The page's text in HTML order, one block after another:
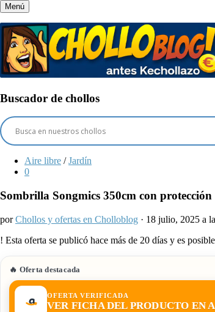
Menú
Buscador de chollos
Aire libre / Jardín
0
Sombrilla Songmics 350cm con
porChollos y ofertas en Cholloblog · 18 julio, 2025 a
! Esta oferta se publicó hace más de 20 días y es
🔥 Oferta destacada
OFERTA VERIFICADA
VER FICHA DEL PRODUCTO EN